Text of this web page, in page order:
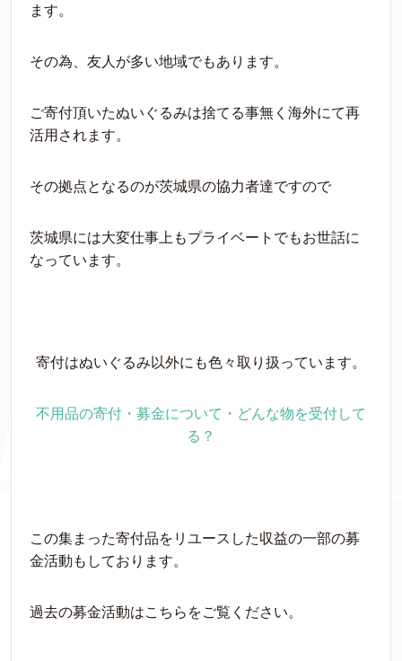
ます。
その為、友人が多い地域でもあります。
ご寄付頂いたぬいぐるみは捨てる事無く海外にて再
活用されます。
その拠点となるのが茨城県の協力者達ですので
茨城県には大変仕事上もプライベートでもお世話に
なっています。
寄付はぬいぐるみ以外にも色々取り扱っています。
不用品の寄付・募金について・どんな物を受付して
る？
この集まった寄付品をリユースした収益の一部の募
金活動もしております。
過去の募金活動はこちらをご覧ください。